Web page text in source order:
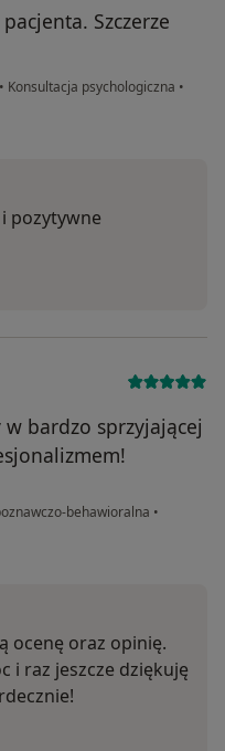
Szczerze
• Konsultacja psychologiczna •
pozytywne
bardzo sprzyjającej
behawioralna •
ocenę oraz opinię.
i raz jeszcze dziękuję